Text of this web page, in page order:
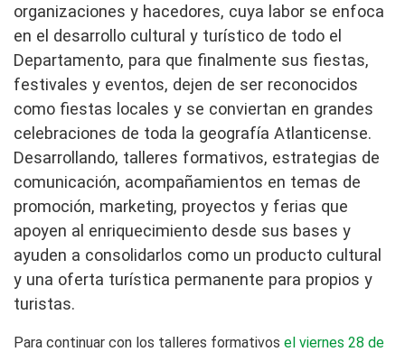
organizaciones y hacedores, cuya labor se enfoca
en el desarrollo cultural y turístico de todo el
Departamento, para que finalmente sus fiestas,
festivales y eventos, dejen de ser reconocidos
como fiestas locales y se conviertan en grandes
celebraciones de toda la geografía Atlanticense.
Desarrollando, talleres formativos, estrategias de
comunicación, acompañamientos en temas de
promoción, marketing, proyectos y ferias que
apoyen al enriquecimiento desde sus bases y
ayuden a consolidarlos como un producto cultural
y una oferta turística permanente para propios y
turistas.
Para continuar con los talleres formativos el viernes 28 de